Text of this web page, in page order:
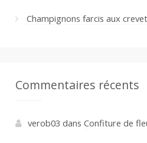
Champignons farcis aux
Commentaires récents
verob03 dans Confiture de